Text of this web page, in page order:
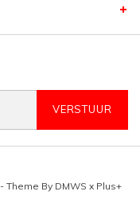
VERSTUUR
- Theme By DMWS x Plus+